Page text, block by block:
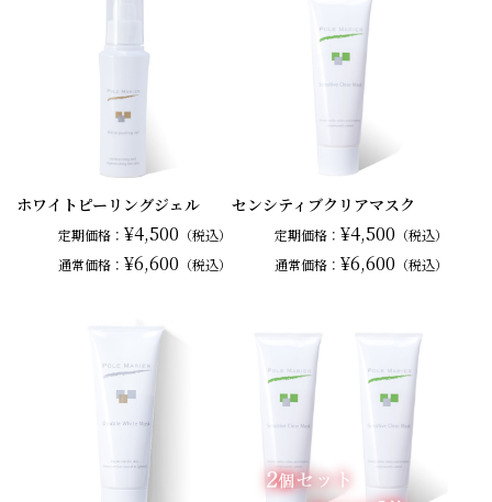
ホワイトピーリングジェル
定期価格：¥4,500 （税込）
通常価格：¥6,600 （税込）
センシティブクリアマスク
定期価格： ¥4,500 （税込）
通常価格： ¥6,600 （税込）